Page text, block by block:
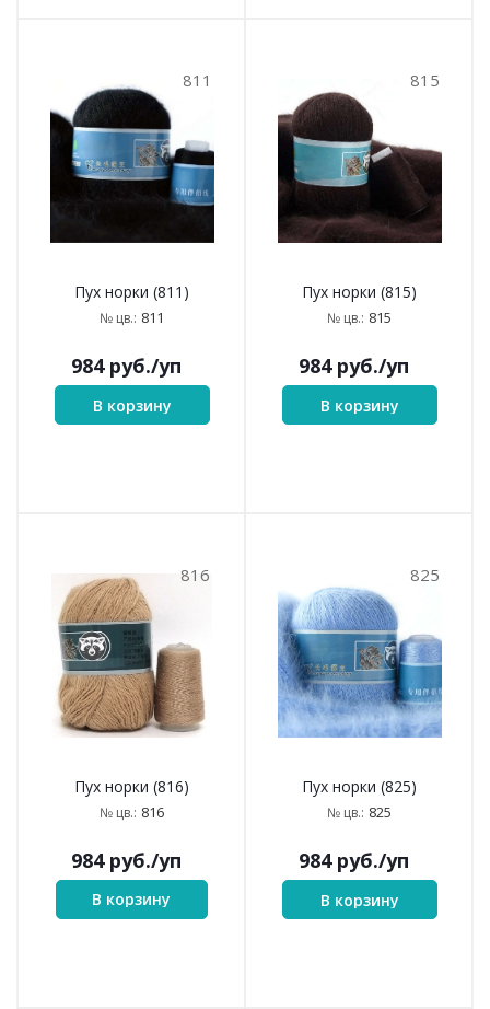
811
Пух норки (811)
№ цв.: 811
984руб./уп
В корзину
815
Пух норки (815)
№ цв.: 815
984руб./уп
В корзину
816
Пух норки (816)
№ цв.: 816
984руб./уп
В корзину
825
Пух норки (825)
№ цв.: 825
984руб./уп
В корзину